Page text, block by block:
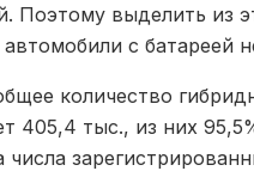
Поэтому выделить из
с батареей
количество
405,4 тыс., из них